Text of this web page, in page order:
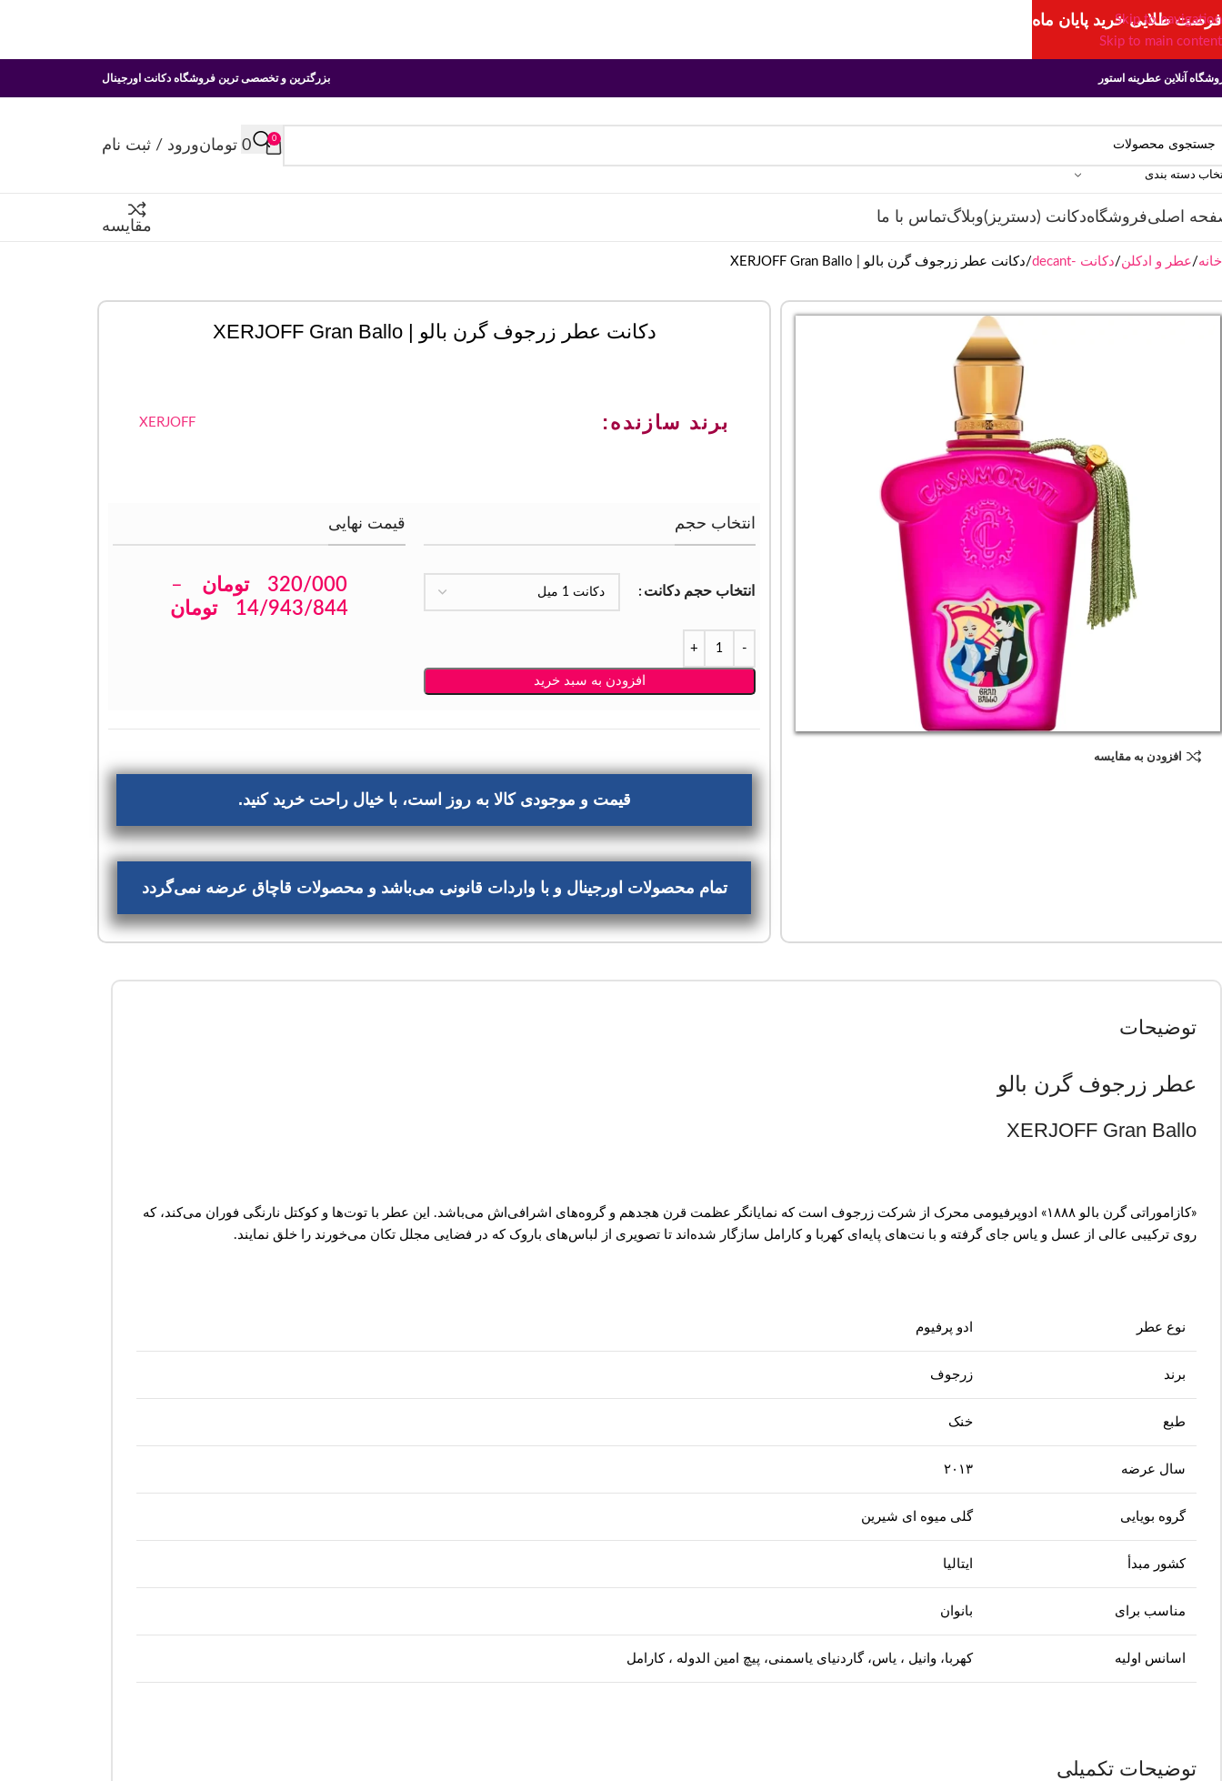
Skip to navigation
Skip to main content
آنلاین عطرینه استور بزرگترین و تخصصی ترین فروشگاه دکانت اورجینال
دسته بندی
0
0 تومانورود / ثبت نام
اصلیفروشگاهدکانت (دستریز)وبلاگتماس با ما
مقایسه
خانه عطر و ادکلن دکانت -decant دکانت عطر زرجوف گرن بالو | XERJOFF Gran Ballo
افزودن به مقایسه
دکانت عطر زرجوف گرن بالو | XERJOFF Gran Ballo
برند سازنده: XERJOFF
انتخاب حجم
انتخاب حجم دکانت
افزودن به سبد خرید
قیمت نهایی
320/000 تومان
–
14/943/844
تومان
قیمت و موجودی کالا به روز است، با خیال راحت خرید کنید.
تمام محصولات اورجینال و با واردات قانونی می‌باشد و محصولات قاچاق عرضه نمی‌گردد
توضیحات
عطر زرجوف گرن بالو
XERJOFF Gran Ballo
«کازاموراتی گرن بالو ۱۸۸۸» ادوپرفیومی محرک از شرکت زرجوف است که نمایانگر عظمت قرن هجدهم و گروه‌های اشرافی‌اش می‌باشد. این عطر با توت‌ها و کوکتل نارنگی فوران می‌کند، که
روی ترکیبی عالی از عسل و یاس جای گرفته و با نت‌های پایه‌ای کهربا و کارامل سازگار شده‌اند تا تصویری از لباس‌های باروک که در فضایی مجلل تکان می‌خورند را خلق نمایند.
نوع عطر ادو پرفیوم
برند زرجوف
طبع خنک
سال عرضه ۲۰۱۳
گروه بویایی گلی میوه ای شیرین
کشور مبدأ ایتالیا
مناسب برای بانوان
اسانس اولیه کهربا، وانیل ، یاس، گاردنیای یاسمنی، پیچ امین الدوله ، کارامل
توضیحات تکمیلی
فرصت طلایی خرید پایان ماه